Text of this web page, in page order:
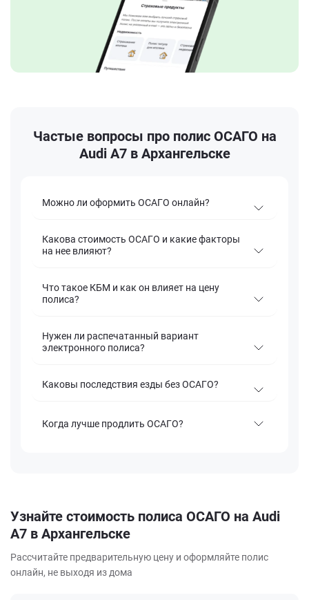
Частые вопросы про полис ОСАГО на
Audi A7 в Архангельске
Можно ли оформить ОСАГО онлайн?
Какова стоимость ОСАГО и какие факторы
на нее влияют?
Что такое КБМ и как он влияет на цену
полиса?
Нужен ли распечатанный вариант
электронного полиса?
Каковы последствия езды без ОСАГО?
Когда лучше продлить ОСАГО?
Узнайте стоимость полиса ОСАГО на Audi
A7 в Архангельске
Рассчитайте предварительную цену и оформляйте полис
онлайн, не выходя из дома